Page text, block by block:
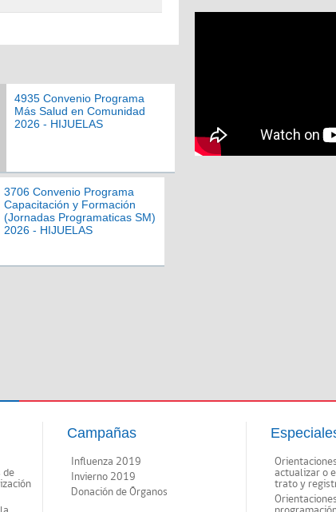
4935 Convenio Programa
Más Salud en Comunidad
2026 - HIJUELAS
3706 Convenio Programa
Capacitación y Formación
(Jornadas Programaticas SM)
2026 - HIJUELAS
de
Campañas
Influenza 2019
Invierno 2019
Donación de Órganos
actualizar o
trato y